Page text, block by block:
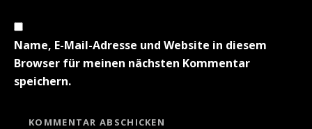
Name, E-Mail-Adresse und Website in diesem
Browser für meinen nächsten Kommentar
speichern.